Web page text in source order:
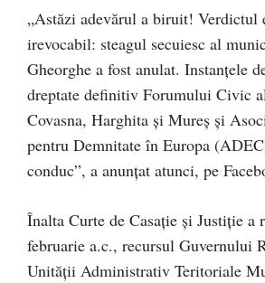
„Astăzi adevărul a biruit! Verdictul
irevocabil: steagul secuiesc al
Gheorghe a fost anulat. Instanțele
dreptate definitiv Forumului Civic
Covasna, Harghita și Mureș și
pentru Demnitate în Europa
conduc”, a anunțat atunci, pe
Înalta Curte de Casație și Justiție a
februarie a.c., recursul Guvernului
Unității Administrativ Teritoriale